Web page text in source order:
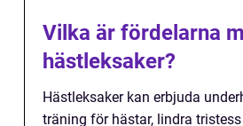
Vilka är fördelarna
hästleksaker?
Hästleksaker kan erbjuda
träning för hästar, lindra